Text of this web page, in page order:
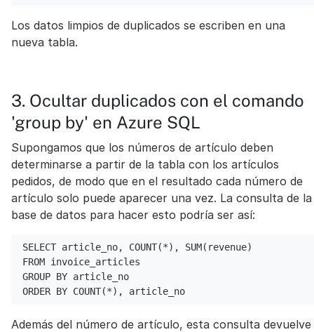
Los datos limpios de duplicados se escriben en una
nueva tabla.
3. Ocultar duplicados con el comando
'group by' en Azure SQL
Supongamos que los números de artículo deben
determinarse a partir de la tabla con los artículos
pedidos, de modo que en el resultado cada número de
artículo solo puede aparecer una vez. La consulta de la
base de datos para hacer esto podría ser así:
SELECT article_no, COUNT(*), SUM(revenue)
FROM invoice_articles
GROUP BY article_no
ORDER BY COUNT(*), article_no
Además del número de artículo, esta consulta devuelve